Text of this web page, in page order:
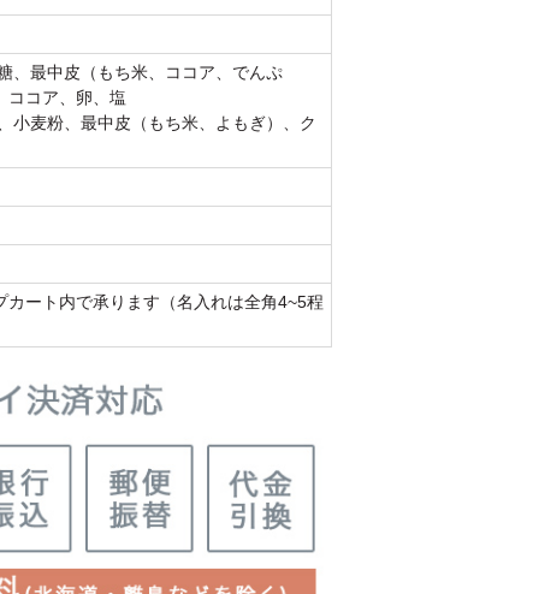
、最中皮（もち米、ココア、でんぷ
ココア、卵、塩
小麦粉、最中皮（もち米、よもぎ）、ク
ート内で承ります（名入れは全角4~5程